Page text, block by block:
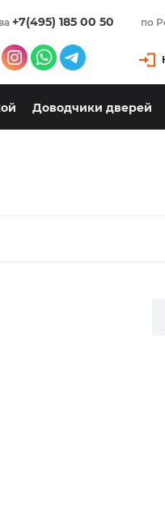
+7(495) 185 00 50 по
Доводчики дверей